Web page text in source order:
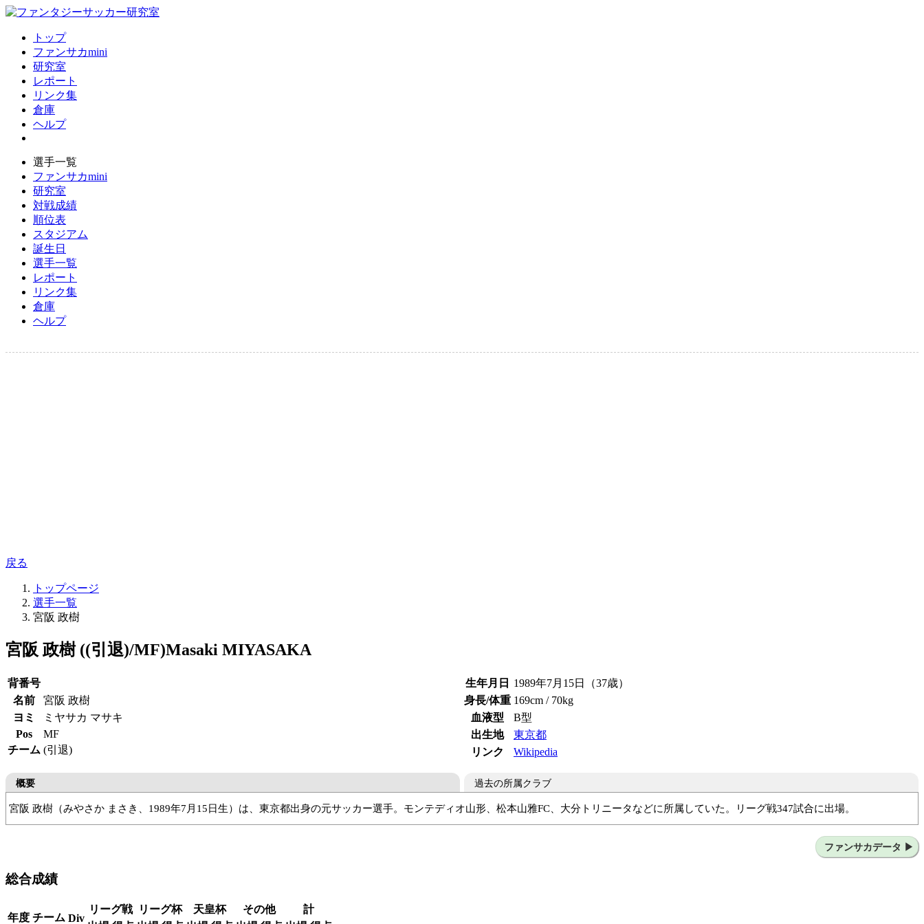
トップ
ファンサカmini
研究室
レポート
リンク集
倉庫
ヘルプ
選手一覧
ファンサカmini
研究室
対戦成績
順位表
スタジアム
誕生日
選手一覧
レポート
リンク集
倉庫
ヘルプ
戻る
トップページ
選手一覧
宮阪 政樹
宮阪 政樹 ((引退)/MF)Masaki MIYASAKA
背番号
名前
宮阪 政樹
ヨミ
ミヤサカ マサキ
Pos
MF
チーム (引退)
生年月日
1989年7月15日（37歳）
身長/体重 169cm / 70kg
血液型
B型
出生地
東京都
リンク
Wikipedia
概要
宮阪 政樹（みやさか まさき、1989年7月15日生）は、東京都出身の元サッカー選手。モンテディオ山形、松本山雅FC、大分トリニータなどに所属していた。リーグ戦347試合に出場。
過去の所属クラブ
ファンサカデータ
総合成績
年度 チーム Div
リーグ戦 リーグ杯 天皇杯 その他
計